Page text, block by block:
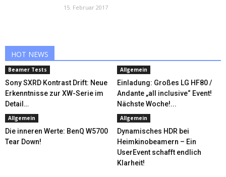
15. Februar 2017
HOT NEWS
Beamer Tests
Sony SXRD Kontrast Drift: Neue
Erkenntnisse zur XW-Serie im
Detail…
Allgemein
Einladung: Großes LG HF80 /
Andante „all inclusive“ Event!
Nächste Woche!...
Allgemein
Die inneren Werte: BenQ W5700
Tear Down!
Allgemein
Dynamisches HDR bei
Heimkinobeamern – Ein
UserEvent schafft endlich
Klarheit!